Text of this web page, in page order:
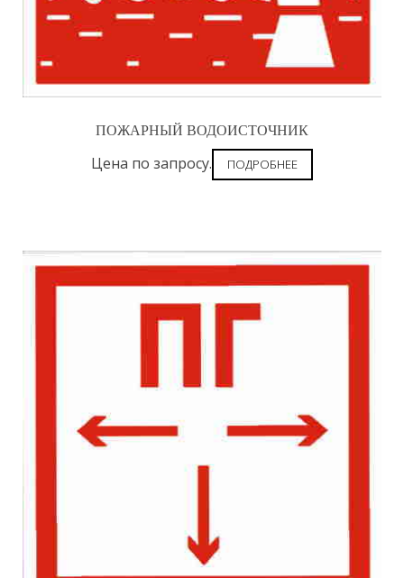
ПОЖАРНЫЙ ВОДОИСТОЧНИК
Цена по запросу. ПОДРОБНЕЕ